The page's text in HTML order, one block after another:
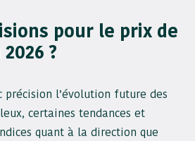
pour le prix de
?
précision l’évolution future des
certaines tendances et
quant à la direction que